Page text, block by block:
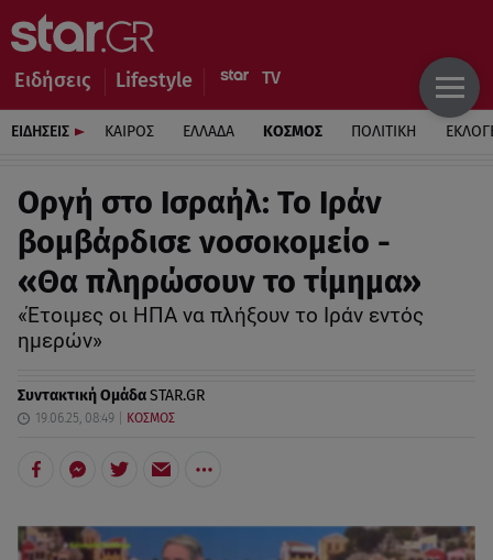
Ειδήσεις Lifestyle
ΕΙΔΗΣΕΙΣ ΚΑΙΡΟΣ ΕΛΛΑΔΑ ΚΟΣΜΟΣ ΠΟΛΙΤΙΚΗ
Οργή στο Ισραήλ: Το Ιράν
βομβάρδισε νοσοκομείο -
«Θα πληρώσουν το τίμημα»
«Έτοιμες οι ΗΠΑ να πλήξουν το Ιράν εντός
ημερών»
Συντακτική ΟμάδαSTAR.GR
19.06.25, 08:49 ΚΟΣΜΟΣ